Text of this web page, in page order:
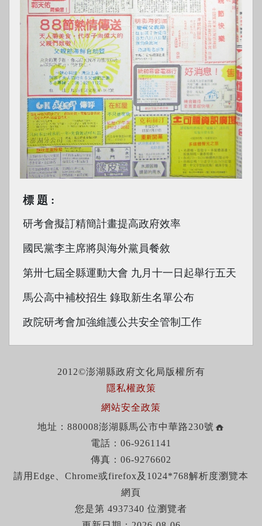
標題
研考會擬訂精簡計畫提高政府效率
國民黨李主席將與海外黨員餐敘
第卅七屆全縣運動大會 九月十一日起舉行五天
馬公高中補校招生 錄取新生名單公布
政院研考會加強維護公共安全管制工作
2012©澎湖縣政府文化局版權所有
隱私權政策
網站安全政策
地址：880008澎湖縣馬公市中華路230號
電話：06-9261141
傳真：06-9276602
請用Edge、Chrome或firefox及1024*768解析度瀏覽本
網頁
您是第 4937340 位瀏覽者